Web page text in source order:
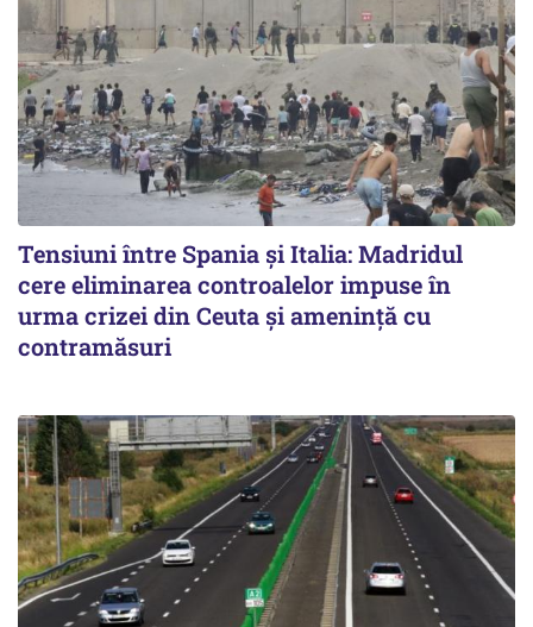
Tensiuni între Spania și Italia: Madridul
cere eliminarea controalelor impuse în
urma crizei din Ceuta și amenință cu
contramăsuri